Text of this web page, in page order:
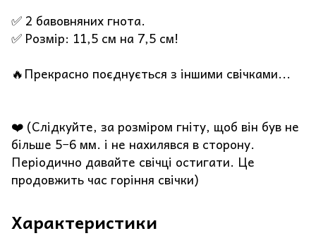
✅ 2 бавовняних гнота.
✅ Розмір: 11,5 см на 7,5 см!
🔥Прекрасно поєднується з іншими свічками...
❤️ (Слідкуйте, за розміром гніту, щоб він був не
більше 5−6 мм. і не нахилявся в сторону.
Періодично давайте свічці остигати. Це
продовжить час горіння свічки)
Характеристики